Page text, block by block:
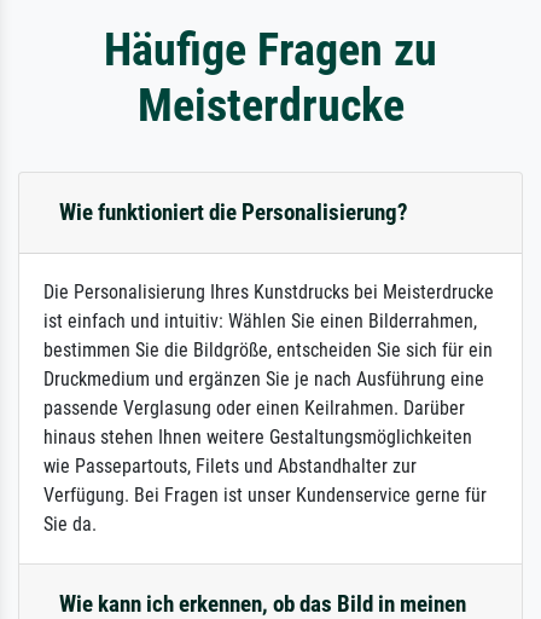
Häufige Fragen zu
Meisterdrucke
Wie funktioniert die Personalisierung?
Die Personalisierung Ihres Kunstdrucks bei Meisterdrucke
ist einfach und intuitiv: Wählen Sie einen Bilderrahmen,
bestimmen Sie die Bildgröße, entscheiden Sie sich für ein
Druckmedium und ergänzen Sie je nach Ausführung eine
passende Verglasung oder einen Keilrahmen. Darüber
hinaus stehen Ihnen weitere Gestaltungsmöglichkeiten
wie Passepartouts, Filets und Abstandhalter zur
Verfügung. Bei Fragen ist unser Kundenservice gerne für
Sie da.
Wie kann ich erkennen, ob das Bild in meinen